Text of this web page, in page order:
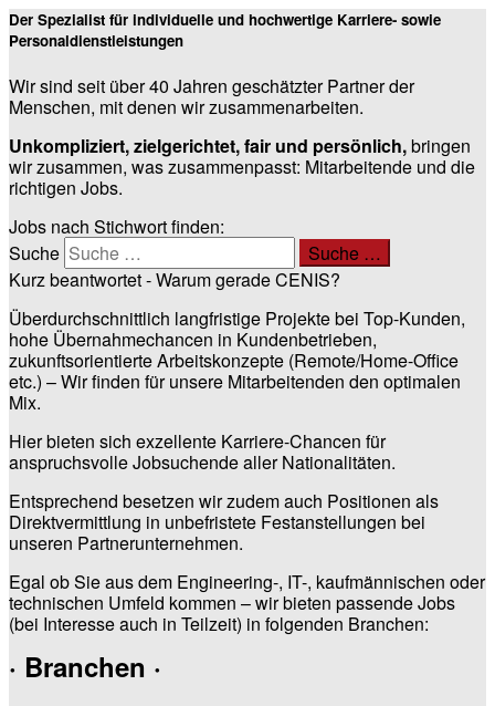
Der Spezialist für individuelle und hochwertige Karriere- sowie
Personaldienstleistungen
Wir sind seit über 40 Jahren geschätzter Partner der
Menschen, mit denen wir zusammenarbeiten.
Unkompliziert, zielgerichtet, fair und persönlich,bringen
wir zusammen, was zusammenpasst: Mitarbeitende und die
richtigen Jobs.
Jobs nach Stichwort finden:
Suche
Suche …
Kurz beantwortet - Warum gerade CENIS?
Überdurchschnittlich langfristige Projekte bei Top-Kunden,
hohe Übernahmechancen in Kundenbetrieben,
zukunftsorientierte Arbeitskonzepte (Remote/Home-Office
etc.) – Wir finden für unsere Mitarbeitenden den optimalen
Mix.
Hier bieten sich exzellente Karriere-Chancen für
anspruchsvolle Jobsuchende aller Nationalitäten.
Entsprechend besetzen wir zudem auch Positionen als
Direktvermittlung in unbefristete Festanstellungen bei
unseren Partnerunternehmen.
Egal ob Sie aus dem Engineering-, IT-, kaufmännischen oder
technischen Umfeld kommen – wir bieten passende Jobs
(bei Interesse auch in Teilzeit) in folgenden Branchen:
· Branchen ·